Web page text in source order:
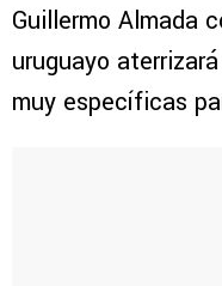
Guillermo Almada
uruguayo
muy específicas